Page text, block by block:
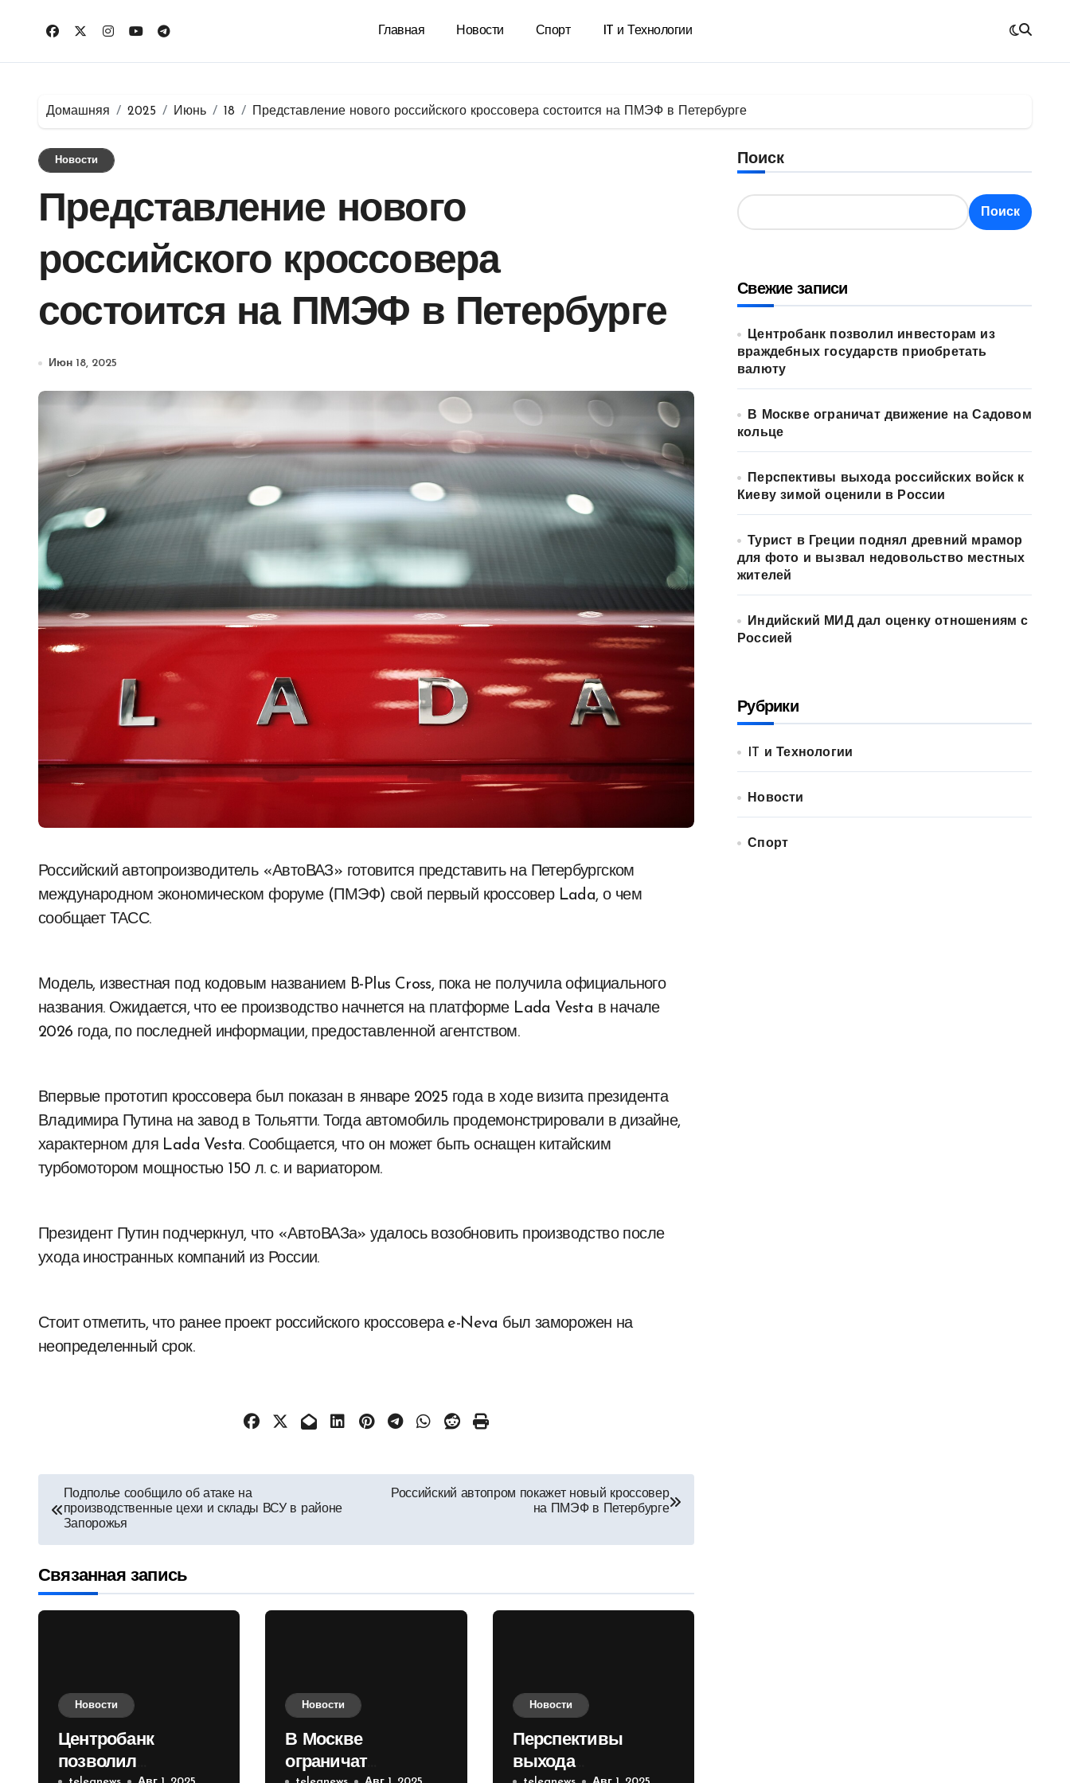
Главная Новости Спорт IT и Технологии
Домашняя 2025 Июнь 18 Представление нового российского кроссовера состоится на ПМЭФ в Петербурге
Новости
Представление нового
российского кроссовера
состоится на ПМЭФ в Петербурге
Июн 18, 2025
Российский автопроизводитель «АвтоВАЗ» готовится представить на Петербургском
международном экономическом форуме (ПМЭФ) свой первый кроссовер Lada, о чем
сообщает ТАСС.
Модель, известная под кодовым названием B-Plus Cross, пока не получила официального
названия. Ожидается, что ее производство начнется на платформе Lada Vesta в начале
2026 года, по последней информации, предоставленной агентством.
Впервые прототип кроссовера был показан в январе 2025 года в ходе визита президента
Владимира Путина на завод в Тольятти. Тогда автомобиль продемонстрировали в дизайне,
характерном для Lada Vesta. Сообщается, что он может быть оснащен китайским
турбомотором мощностью 150 л. с. и вариатором.
Президент Путин подчеркнул, что «АвтоВАЗа» удалось возобновить производство после
ухода иностранных компаний из России.
Стоит отметить, что ранее проект российского кроссовера e-Neva был заморожен на
неопределенный срок.
Навигация
по
Подполье сообщило об атаке на
производственные цехи и склады ВСУ в районе
Запорожья
Российский автопром покажет новый кроссовер
на ПМЭФ в Петербурге
Связанная запись
Новости
Центробанк
позволил
Новости
В Москве
ограничат
Новости
Перспективы
выхода
Поиск
Поиск
Свежие записи
Центробанк позволил инвесторам из
враждебных государств приобретать
валюту
В Москве ограничат движение на Садовом
кольце
Перспективы выхода российских войск к
Киеву зимой оценили в России
Турист в Греции поднял древний мрамор
для фото и вызвал недовольство местных
жителей
Индийский МИД дал оценку отношениям с
Россией
Рубрики
IT и Технологии
Новости
Спорт